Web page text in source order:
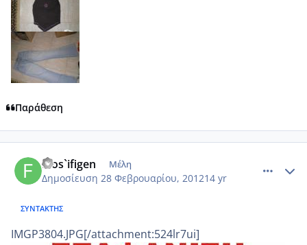
Παράθεση
filos`ifigen Μέλη
Δημοσίευση 28 Φεβρουαρίου, 201214 yr
ΣΥΝΤΆΚΤΗΣ
IMGP3804.JPG[/attachment:524lr7ui]